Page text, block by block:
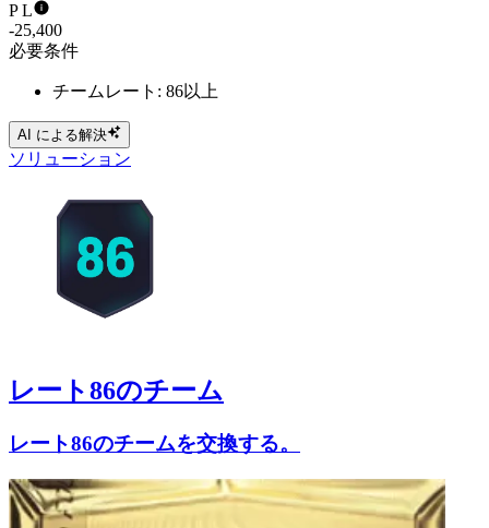
P L
-25,400
必要条件
チームレート: 86以上
AI による解決
ソリューション
レート86のチーム
レート86のチームを交換する。